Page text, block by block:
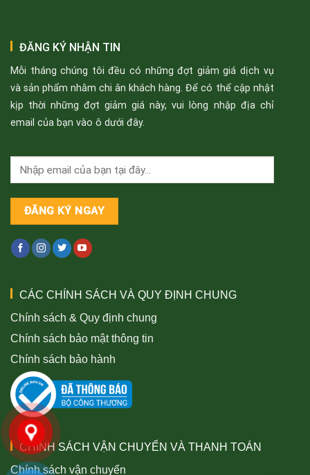
ĐĂNG KÝ NHẬN TIN
Mỗi tháng chúng tôi đều có những đợt giảm giá dịch vụ
và sản phẩm nhằm chi ân khách hàng. Để có thể cập nhật
kịp thời những đợt giảm giá này, vui lòng nhập địa chỉ
email của bạn vào ô dưới đây.
CÁC CHÍNH SÁCH VÀ QUY ĐỊNH CHUNG
Chính sách & Quy định chung
Chính sách bảo mật thông tin
Chính sách bảo hành
CHÍNH SÁCH VẬN CHUYỂN VÀ THANH TOÁN
Chính sách vận chuyển